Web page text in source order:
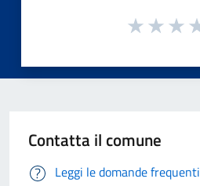
Contatta il comune
Leggi le domande frequenti